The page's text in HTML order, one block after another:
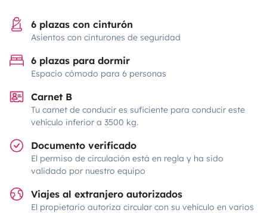
6 plazas con cinturón
Asientos con cinturones de seguridad
6 plazas para dormir
Espacio cómodo para 6 personas
Carnet B
Tu carnet de conducir es suficiente para conducir este
vehículo inferior a 3500 kg.
Documento verificado
El permiso de circulación está en regla y ha sido
validado por nuestro equipo
Viajes al extranjero autorizados
El propietario autoriza circular con su vehículo en varios